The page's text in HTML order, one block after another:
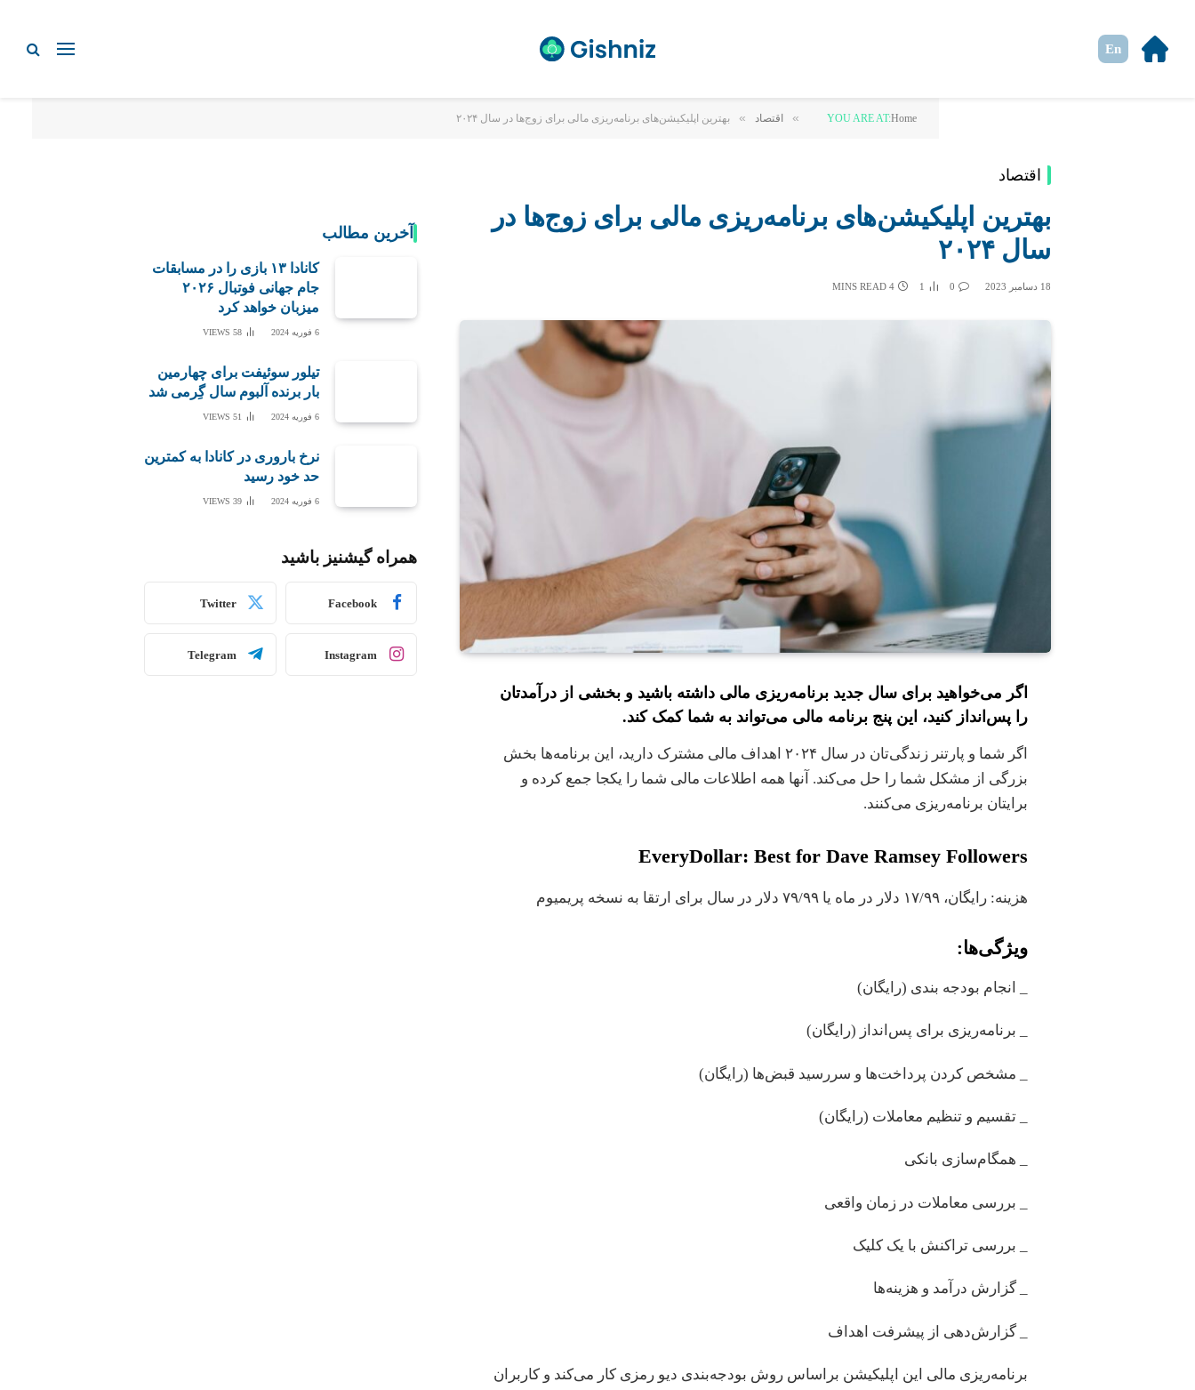
En
YOU ARE AT:Home
» اقتصاد » بهترین اپلیکیشن‌های برنامه‌ریزی مالی برای زوج‌ها در سال ۲۰۲۴
اقتصاد
بهترین اپلیکیشن‌های برنامه‌ریزی مالی برای زوج‌ها در
سال ۲۰۲۴
18 دسامبر 2023 0
1
4 MINS READ
اگر می‌خواهید برای سال جدید برنامه‌ریزی مالی داشته باشید و بخشی از درآمدتان
را پس‌انداز کنید، این پنج برنامه مالی می‌تواند به شما کمک کند.
اگر شما و پارتنر زندگی‌تان در سال ۲۰۲۴ اهداف مالی مشترک دارید، این برنامه‌ها بخش
بزرگی از مشکل شما را حل می‌کند. آنها همه اطلاعات مالی شما را یکجا جمع کرده و
برایتان برنامه‌ریزی می‌کنند.
EveryDollar: Best for Dave Ramsey Followers
هزینه: رایگان، ۱۷/۹۹ دلار در ماه یا ۷۹/۹۹ دلار در سال برای ارتقا به نسخه پریمیوم
ویژگی‌ها:
_ انجام بودجه بندی (رایگان)
_ برنامه‌ریزی برای پس‌انداز (رایگان)
_ مشخص کردن پرداخت‌ها و سررسید قبض‌ها (رایگان)
_ تقسیم و تنظیم معاملات (رایگان)
_ همگام‌سازی بانکی
_ بررسی معاملات در زمان واقعی
_ بررسی تراکنش با یک کلیک
_ گزارش‌ درآمد و هزینه‌ها
_ گزارش‌دهی از پیشرفت اهداف
برنامه‌ریزی مالی این اپلیکیشن براساس روش بودجه‌بندی دیو رمزی کار می‌کند و کاربران
آخرین مطالب
کانادا ۱۳ بازی را در مسابقات
جام جهانی فوتبال ۲۰۲۶
میزبان خواهد کرد
6 فوریه 2024 58
VIEWS
تیلور سوئیفت برای چهارمین
بار برنده آلبوم سال گِرمی شد
6 فوریه 2024 51
VIEWS
نرخ باروری در کانادا به کمترین
حد خود رسید
6 فوریه 2024 39
VIEWS
همراه گیشنیز باشید
Facebook
Twitter
Instagram
Telegram